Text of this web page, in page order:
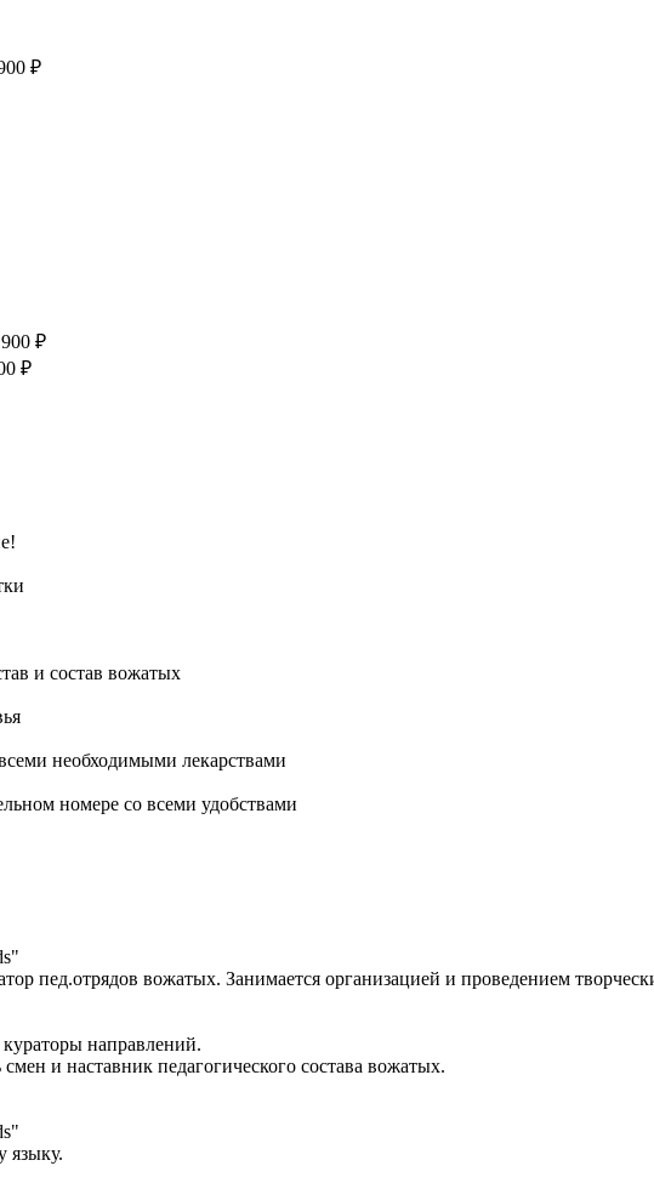
₽
₽
₽
и состав вожатых
необходимыми лекарствами
номере со всеми удобствами
пед.отрядов вожатых. Занимается организацией и проведением
направлений.
и наставник педагогического состава вожатых.
языку.